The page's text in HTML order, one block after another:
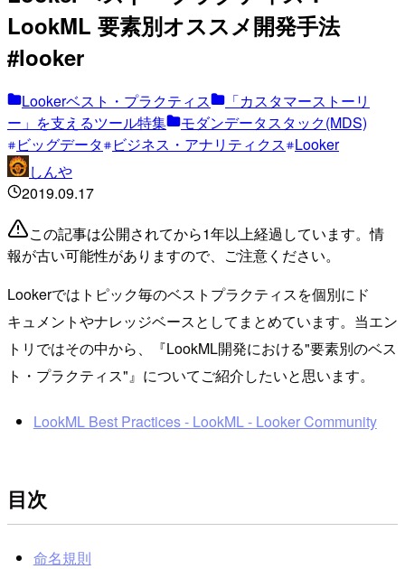
LookML 要素別オススメ開発手法
#looker
Lookerベスト・プラクティス
「カスタマーストーリ
ー」を支えるツール特集
モダンデータスタック(MDS)
ビッグデータ
ビジネス・アナリティクス Looker
しんや
2019.09.17
この記事は公開されてから1年以上経過しています。情
報が古い可能性がありますので、ご注意ください。
Lookerではトピック毎のベストプラクティスを個別にド
キュメントやナレッジベースとしてまとめています。当エン
トリではその中から、『LookML開発における"要素別のベス
ト・プラクティス"』についてご紹介したいと思います。
LookML Best Practices - LookML - Looker Community
目次
命名規則